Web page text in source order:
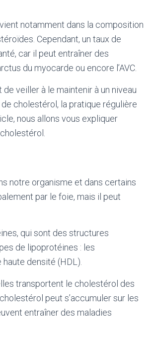
notamment dans la composition
Cependant, un taux de
car il peut entraîner des
du myocarde ou encore l’AVC.
veiller à le maintenir à un niveau
cholestérol, la pratique régulière
nous allons vous expliquer
notre organisme et dans certains
par le foie, mais il peut
qui sont des structures
de lipoprotéines : les
densité (HDL).
transportent le cholestérol des
peut s’accumuler sur les
entraîner des maladies